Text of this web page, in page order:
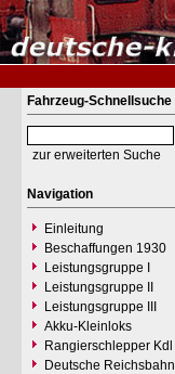
Fahrzeug-Schnellsuche
zur erweiterten Suche
Navigation
Einleitung
Beschaffungen 1930
Leistungsgruppe I
Leistungsgruppe II
Leistungsgruppe III
Akku-Kleinloks
Rangierschlepper Kdl
Deutsche Reichsbahn